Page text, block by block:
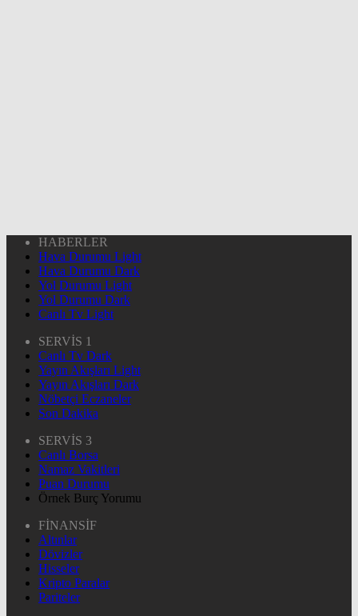
HABERLER
Hava Durumu Light
Hava Durumu Dark
Yol Durumu Light
Yol Durumu Dark
Canlı Tv Light
SERVİS 1
Canlı Tv Dark
Yayın Akışları Light
Yayın Akışları Dark
Nöbetçi Eczaneler
Son Dakika
SERVİS 3
Canlı Borsa
Namaz Vakitleri
Puan Durumu
Örnek Burç Yorumu
FİNANSİF
Altınlar
Dövizler
Hisseler
Kripto Paralar
Pariteler